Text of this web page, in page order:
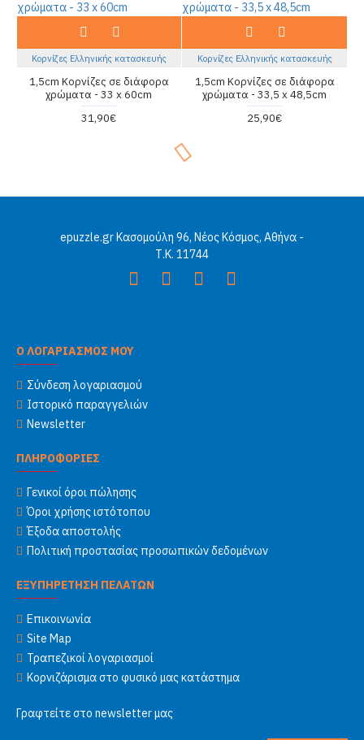
Κορνίζες Ελληνικής κατασκευής
1,5cm Κορνίζες σε διάφορα
χρώματα - 33 x 60cm
31,90€
Κορνίζες Ελληνικής κατασκευής
1,5cm Κορνίζες σε διάφορα
χρώματα - 33,5 x 48,5cm
25,90€
epuzzle.gr Κασομούλη 96, Νέος Κόσμος, Αθήνα -
Τ.Κ. 11744
Ο ΛΟΓΑΡΙΑΣΜΟΣ ΜΟΥ
Σύνδεση λογαριασμού
Ιστορικό παραγγελιών
Newsletter
ΠΛΗΡΟΦΟΡΙΕΣ
Γενικοί όροι πώλησης
Όροι χρήσης ιστότοπου
Έξοδα αποστολής
Πολιτική προστασίας προσωπικών δεδομένων
ΕΞΥΠΗΡΕΤΗΣΗ ΠΕΛΑΤΩΝ
Επικοινωνία
Site Map
Τραπεζικοί λογαριασμοί
Κορνιζάρισμα στο φυσικό μας κατάστημα
Γραφτείτε στο newsletter μας